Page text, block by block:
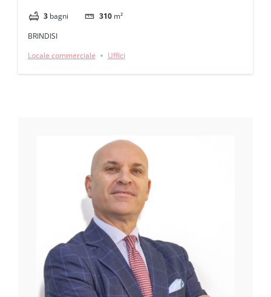
3 bagni 310 m²
BRINDISI
Locale commerciale
Uffici